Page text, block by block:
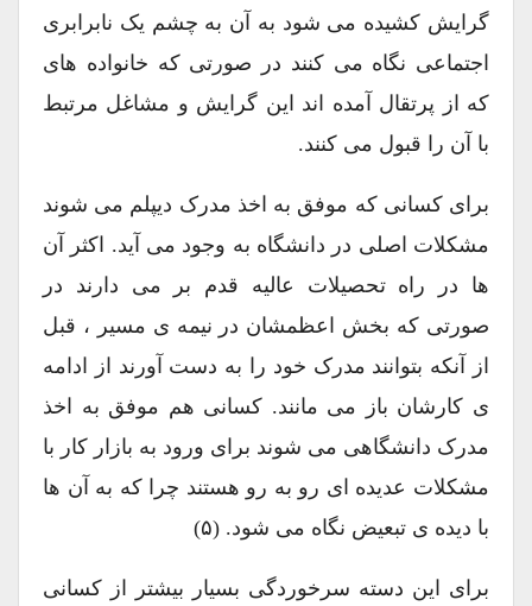
گرایش کشیده می شود به آن به چشم یک نابرابری
اجتماعی نگاه می کنند در صورتی که خانواده های
که از پرتقال آمده اند این گرایش و مشاغل مرتبط
با آن را قبول می کنند.
برای کسانی که موفق به اخذ مدرک دیپلم می شوند
مشکلات اصلی در دانشگاه به وجود می آید. اکثر آن
ها در راه تحصیلات عالیه قدم بر می دارند در
صورتی که بخش اعظمشان در نیمه ی مسیر ، قبل
از آنکه بتوانند مدرک خود را به دست آورند از ادامه
ی کارشان باز می مانند. کسانی هم موفق به اخذ
مدرک دانشگاهی می شوند برای ورود به بازار کار با
مشکلات عدیده ای رو به رو هستند چرا که به آن ها
با دیده ی تبعیض نگاه می شود. (۵)
برای این دسته سرخوردگی بسیار بیشتر از کسانی